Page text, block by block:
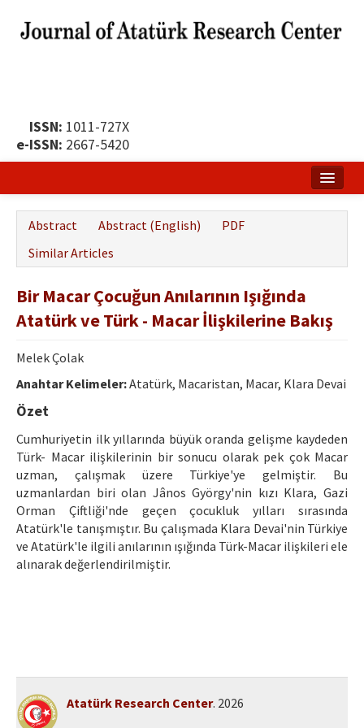
ISSN: 1011-727X
e-ISSN: 2667-5420
Publication Policy
Boards of the Journal
Ethical Principles
Refereeing Guide
Contact Us
Abstract Abstract (English)
PDF
Similar Articles
Bir Macar Çocuğun Anılarının Işığında
Atatürk ve Türk - Macar İlişkilerine Bakış
Melek Çolak
Anahtar Kelimeler:Atatürk, Macaristan, Macar, Klara Devai
Özet
Cumhuriyetin ilk yıllarında büyük oranda gelişme kaydeden
Türk- Macar ilişkilerinin bir sonucu olarak pek çok Macar
uzman, çalışmak üzere Türkiye'ye gelmiştir. Bu
uzmanlardan biri olan Jânos György'nin kızı Klara, Gazi
Orman Çiftliği'nde geçen çocukluk yılları sırasında
Atatürk'le tanışmıştır. Bu çalışmada Klara Devai'nin Türkiye
ve Atatürk'le ilgili anılarının ışığında Türk-Macar ilişkileri ele
alınarak değerlendirilmiştir.
Atatürk Research Center. 2026